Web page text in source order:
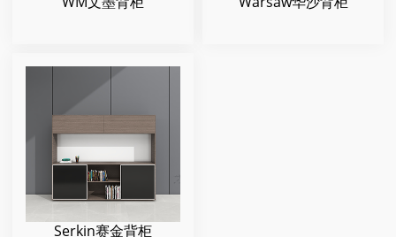
Serkin赛金背柜